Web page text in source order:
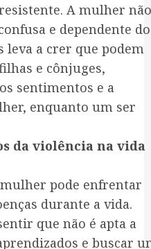
A mulher não
e dependente do
a crer que podem
e cônjuges,
sentimentos e a
enquanto um ser
da violência na vida
pode enfrentar
durante a vida.
que não é apta a
e buscar